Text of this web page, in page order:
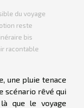
du voyage
reste
bis
racontable
une pluie tenace
scénario rêvé qui
que le voyage